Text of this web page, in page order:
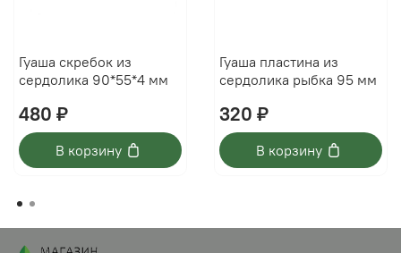
Гуаша скребок из
сердолика 90*55*4 мм
480 ₽
В корзину
Гуаша пластина из
сердолика рыбка 95 мм
320 ₽
В корзину